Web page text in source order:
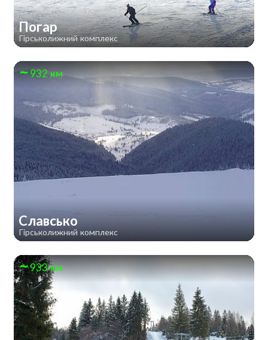
Погар
Гірськолижний комплекс
932 км
Славсько
Гірськолижний комплекс
933 км